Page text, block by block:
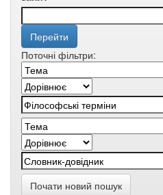
Поточні фільтри:
Почати новий пошук